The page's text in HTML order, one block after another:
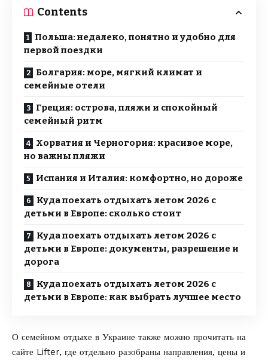
Contents
Польша: недалеко, понятно и удобно для
первой поездки
Болгария: море, мягкий климат и
семейные отели
Греция: острова, пляжи и спокойный
семейный ритм
Хорватия и Черногория: красивое море,
но важны пляжи
Испания и Италия: комфортно, но дороже
Куда поехать отдыхать летом 2026 с
детьми в Европе: сколько стоит
Куда поехать отдыхать летом 2026 с
детьми в Европе: документы, разрешение и
дорога
Куда поехать отдыхать летом 2026 с
детьми в Европе: как выбрать лучшее место
О семейном отдыхе в Украине также можно прочитать на
сайте Lifter, где отдельно разобраны направления, цены и